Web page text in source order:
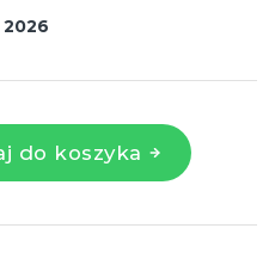
2026
do koszyka